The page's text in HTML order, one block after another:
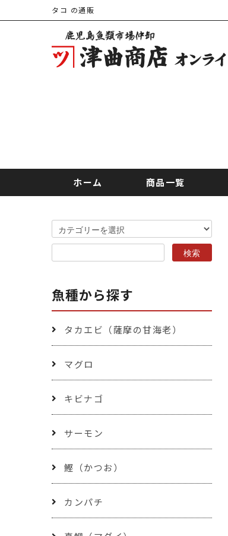
タコ の通販
ホーム 商品一覧
魚種から探す
タカエビ（薩摩の甘海老）
マグロ
キビナゴ
サーモン
鰹（かつお）
カンパチ